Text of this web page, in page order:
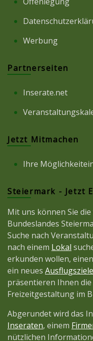
Werbung
Partnerseiten
Inserate.net
Jetzt Mitmachen
Ihre
Steiermark - Jetzt
Mit uns können Sie
Bundeslandes
Suche nach
nach einem Lokal
erkunden wollen, einen
ein neues Ausflugsziele
präsentieren Ihnen
Freizeitgestaltung im
Abgerundet wird das
Inseraten, einem
nützlichen